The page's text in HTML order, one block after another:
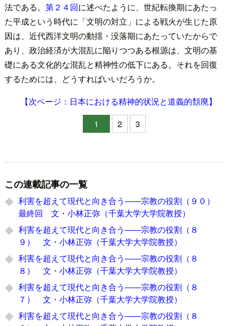
法である。 第２４回に述べたように、世紀転換期にあたっ
た平成という時代に「文明の対立」による戦火が生じた原
因は、近代西洋文明の動揺・没落期にあたっていたからで
あり、政治経済が大混乱に陥りつつある根源は、文明の基
礎にある文化的な混乱と精神性の低下にある。それを回復
するためには、どうすればいいだろうか。
【次ページ：日本における精神的状況と道義的頽廃】
1
2 3
この連載記事の一覧
利害を超えて現代と向き合う――宗教の役割（９０）
最終回 文・小林正弥（千葉大学大学院教授）
利害を超えて現代と向き合う――宗教の役割（８
９） 文・小林正弥（千葉大学大学院教授）
利害を超えて現代と向き合う――宗教の役割（８
８） 文・小林正弥（千葉大学大学院教授）
利害を超えて現代と向き合う――宗教の役割（８
７） 文・小林正弥（千葉大学大学院教授）
利害を超えて現代と向き合う――宗教の役割（８